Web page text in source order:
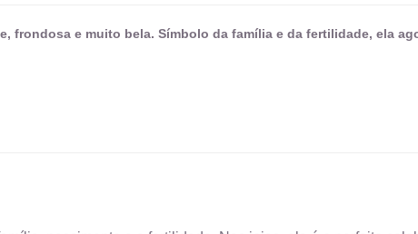
frondosa e muito bela. Símbolo da família e da fertilidade, ela